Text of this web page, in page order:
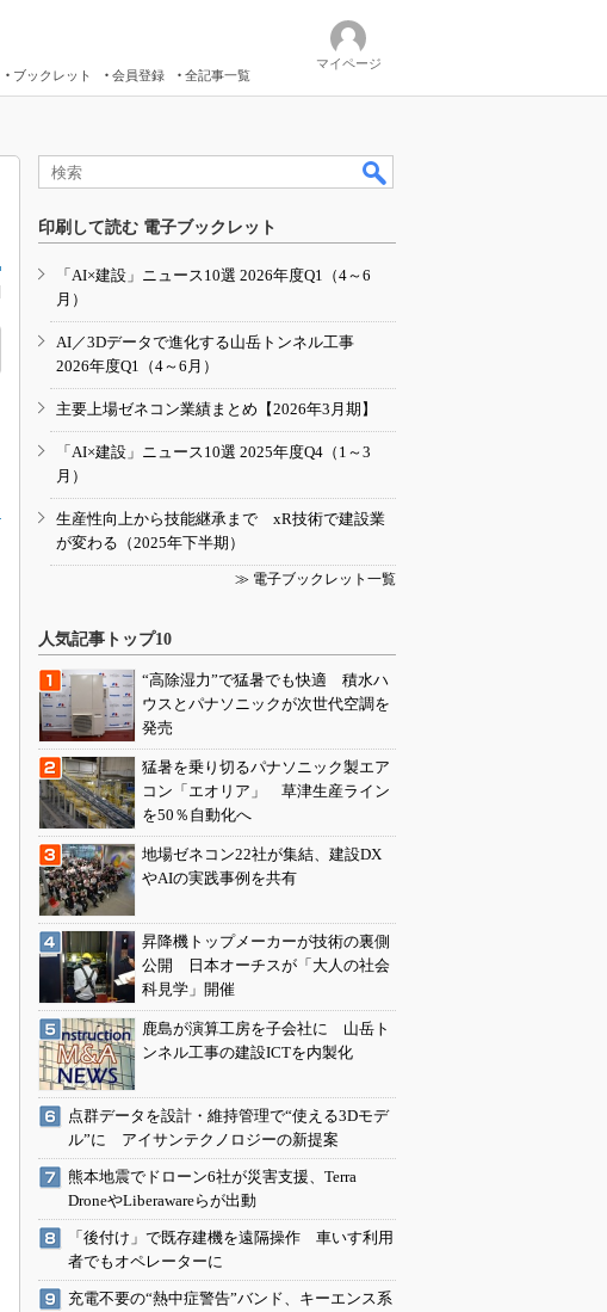
ブックレット 会員登録 全記事一覧
マイページ
印刷して読む 電子ブックレット
「AI×建設」ニュース10選 2026年度Q1（4～6
月）
AI／3Dデータで進化する山岳トンネル工事
2026年度Q1（4～6月）
主要上場ゼネコン業績まとめ【2026年3月期】
「AI×建設」ニュース10選 2025年度Q4（1～3
月）
生産性向上から技能継承まで xR技術で建設業
が変わる（2025年下半期）
≫ 電子ブックレット一覧
人気記事トップ10
“高除湿力”で猛暑でも快適 積水ハ
ウスとパナソニックが次世代空調を
発売
猛暑を乗り切るパナソニック製エア
コン「エオリア」 草津生産ライン
を50％自動化へ
地場ゼネコン22社が集結、建設DX
やAIの実践事例を共有
昇降機トップメーカーが技術の裏側
公開 日本オーチスが「大人の社会
科見学」開催
鹿島が演算工房を子会社に 山岳ト
ンネル工事の建設ICTを内製化
点群データを設計・維持管理で“使える3Dモデ
ル”に アイサンテクノロジーの新提案
熊本地震でドローン6社が災害支援、Terra
DroneやLiberawareらが出動
「後付け」で既存建機を遠隔操作 車いす利用
者でもオペレーターに
充電不要の“熱中症警告”バンド、キーエンス系